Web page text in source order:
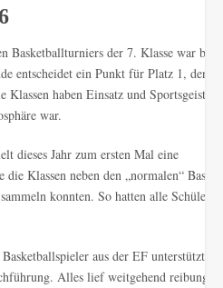
Basketballturniers der 7. Klasse war bis
entscheidet ein Punkt für Platz 1, den
haben Einsatz und Sportsgeist
war.
dieses Jahr zum ersten Mal eine
Klassen neben den „normalen“
konnten. So hatten alle
aus der EF unterstützten
Alles lief weitgehend